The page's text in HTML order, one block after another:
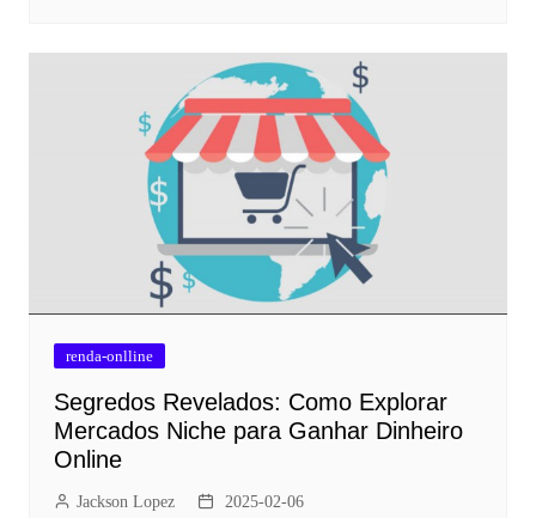
renda-onlline
Segredos Revelados: Como Explorar
Mercados Niche para Ganhar Dinheiro
Online
Jackson Lopez 2025-02-06